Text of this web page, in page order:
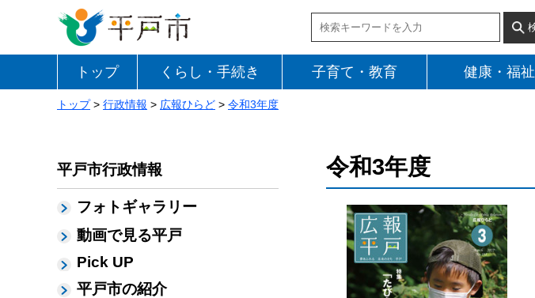
トップ くらし・手続き 子育て・教育 健康・福祉
トップ> 行政情報 > 広報ひらど > 令和3年度
平戸市行政情報
フォトギャラリー
動画で見る平戸
Pick UP
平戸市の紹介
令和3年度